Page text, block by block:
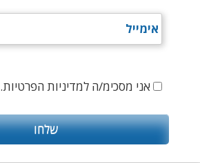
אני מסכימ/ה למדיניות הפרטיות.